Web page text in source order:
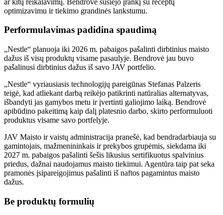
optimizavimu ir tiekimo grandinės lankstumu.
Performulavimas padidina spaudimą
„Nestle“ planuoja iki 2026 m. pabaigos pašalinti dirbtinius maisto
dažus iš visų produktų visame pasaulyje. Bendrovė jau buvo
pašalinusi dirbtinius dažus iš savo JAV portfelio.
„Nestle“ vyriausiasis technologijų pareigūnas Stefanas Palzeris
teigė, kad atliekant darbą reikėjo patikrinti natūralias alternatyvas,
išbandyti jas gamybos metu ir įvertinti galiojimo laiką. Bendrovė
apibūdino pakeitimą kaip dalį platesnio darbo, skirto performuluoti
produktus visame savo portfelyje.
JAV Maisto ir vaistų administracija pranešė, kad bendradarbiauja su
gamintojais, mažmenininkais ir prekybos grupėmis, siekdama iki
2027 m. pabaigos pašalinti šešis likusius sertifikuotus spalvinius
priedus, dažnai naudojamus maisto tiekimui. Agentūra taip pat seka
pramonės įsipareigojimus pašalinti iš naftos pagamintus maisto
dažus.
Be produktų formulių